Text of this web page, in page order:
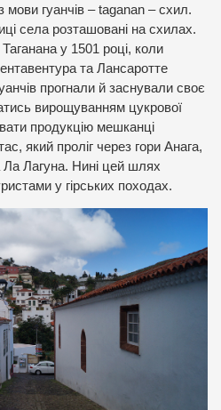
мови гуанчів – taganan – схил.
села розташовані на схилах.
у 1501 році, коли
та Лансаротте
прогнали й заснували своє
вирощуванням цукрової
продукцію мешканці
який проліг через гори Анага,
Ла Лагуна. Нині цей шлях
у гірських походах.